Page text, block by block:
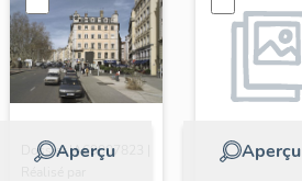
Aperçu
Dossier IA69007823 |
Aperçu